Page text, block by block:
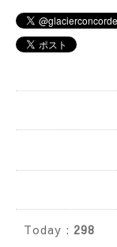
Today : 298